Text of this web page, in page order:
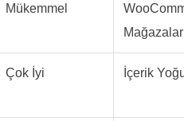
Mükemmel
Çok İyi İçerik